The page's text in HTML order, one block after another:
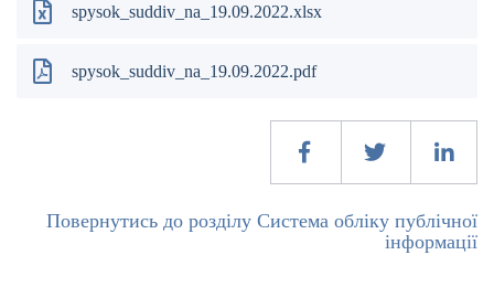
spysok_suddiv_na_19.09.2022.xlsx
spysok_suddiv_na_19.09.2022.pdf
Повернутись до розділу Система обліку публічної
інформації